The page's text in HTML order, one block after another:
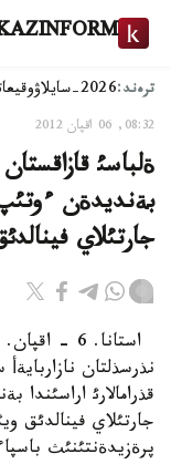
ترەند:2026-سايلاۋ وقيعا
08:32, 06 اقپان 2012
ةلباسئ
بةنديدةن
جارتئلاي
استانا. 6
نذرسذلتان
قذرامالارئ
جارتئلاي فينالدئق
پرةزيدةنتئنئث